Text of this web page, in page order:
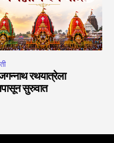
रथयात्रेला
सुरुवात